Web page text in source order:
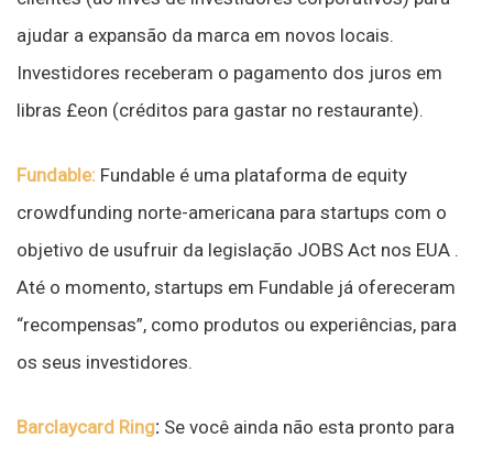
ajudar a expansão da marca em novos locais.
Investidores receberam o pagamento dos juros em
libras £eon (créditos para gastar no restaurante).
Fundable: Fundable é uma plataforma de equity
crowdfunding norte-americana para startups com o
objetivo de usufruir da legislação JOBS Act nos EUA .
Até o momento, startups em Fundable já ofereceram
“recompensas”, como produtos ou experiências, para
os seus investidores.
Barclaycard Ring: Se você ainda não esta pronto para